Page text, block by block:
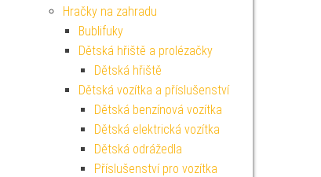
Hračky na zahradu
Bublifuky
Dětská hřiště a prolézačky
Dětská hřiště
Dětská vozítka a příslušenství
Dětská benzínová vozítka
Dětská elektrická vozítka
Dětská odrážedla
Příslušenství pro vozítka